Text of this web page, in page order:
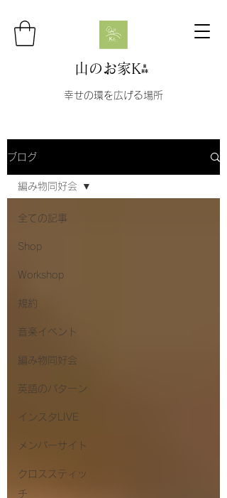
山のお家K⁂
幸せの環を広げる場所
ブログ
全ての記事
Shop
Workshop
規約
音楽イベント
編み物同好会
英語のパターン
インスタLIVE
メンバーサイト
クロススティッ
チ
編み物同好会